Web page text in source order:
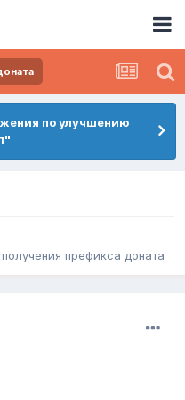
по улучшению
префикса доната